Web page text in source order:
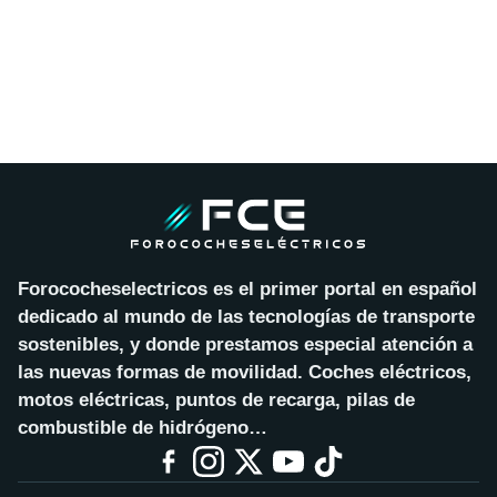
Forococheselectricos es el primer portal en español
dedicado al mundo de las tecnologías de transporte
sostenibles, y donde prestamos especial atención a
las nuevas formas de movilidad. Coches eléctricos,
motos eléctricas, puntos de recarga, pilas de
combustible de hidrógeno…